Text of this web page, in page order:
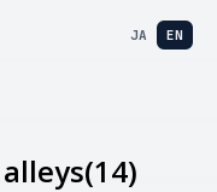
JA EN
(14)